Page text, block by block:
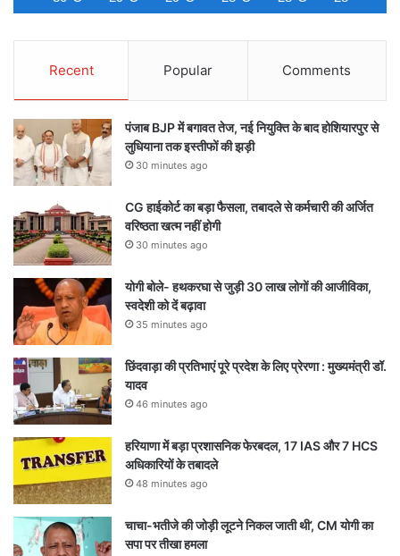
Recent Popular Comments
पंजाब BJP में बगावत तेज, नई नियुक्ति के बाद होशियारपुर से
लुधियाना तक इस्तीफों की झड़ी
30 minutes ago
CG हाईकोर्ट का बड़ा फैसला, तबादले से कर्मचारी की अर्जित
वरिष्ठता खत्म नहीं होगी
30 minutes ago
योगी बोले- हथकरघा से जुड़ी 30 लाख लोगों की आजीविका,
स्वदेशी को दें बढ़ावा
35 minutes ago
छिंदवाड़ा की प्रतिभाएं पूरे प्रदेश के लिए प्रेरणा : मुख्यमंत्री डॉ.
यादव
46 minutes ago
हरियाणा में बड़ा प्रशासनिक फेरबदल, 17 IAS और 7 HCS
अधिकारियों के तबादले
48 minutes ago
चाचा-भतीजे की जोड़ी लूटने निकल जाती थी’, CM योगी का
सपा पर तीखा हमला